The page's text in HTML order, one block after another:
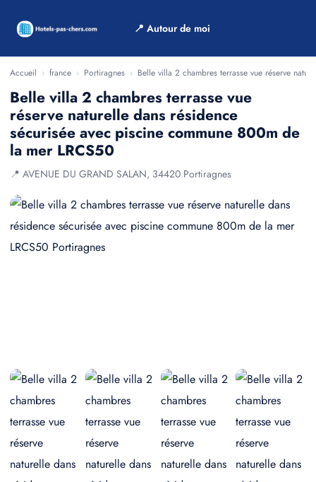
📍 Autour de moi
Accueil › france › Portiragnes › Belle villa 2 chambres terrasse vue réserve
Belle villa 2 chambres terrasse vue
réserve naturelle dans résidence
sécurisée avec piscine commune 800m de
la mer LRCS50
📍 AVENUE DU GRAND SALAN, 34420 Portiragnes